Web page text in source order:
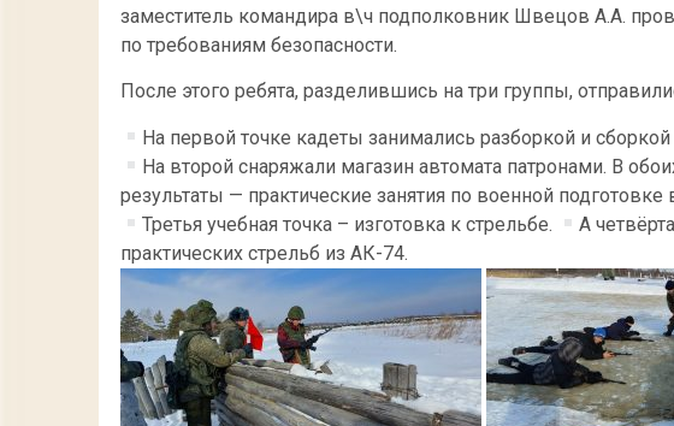
заместитель командира в\ч подполковник Швецов А.А.
по требованиям безопасности.
После этого ребята, разделившись на три группы,
На первой точке кадеты занимались разборкой и
На второй снаряжали магазин автомата патронами. В
результаты — практические занятия по военной
Третья учебная точка – изготовка к стрельбе.
А
практических стрельб из АК-74.